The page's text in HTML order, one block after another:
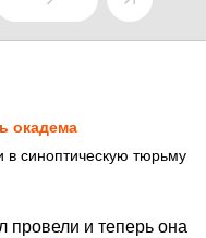
окадема
в синоптическую тюрьму
провели и теперь она